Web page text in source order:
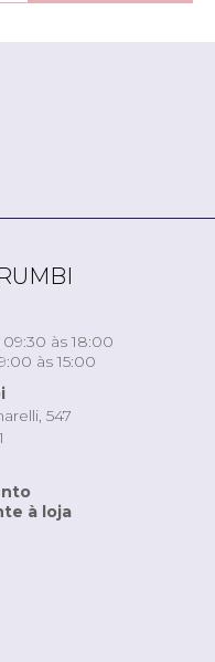
às 18:00
às 15:00
547
à loja